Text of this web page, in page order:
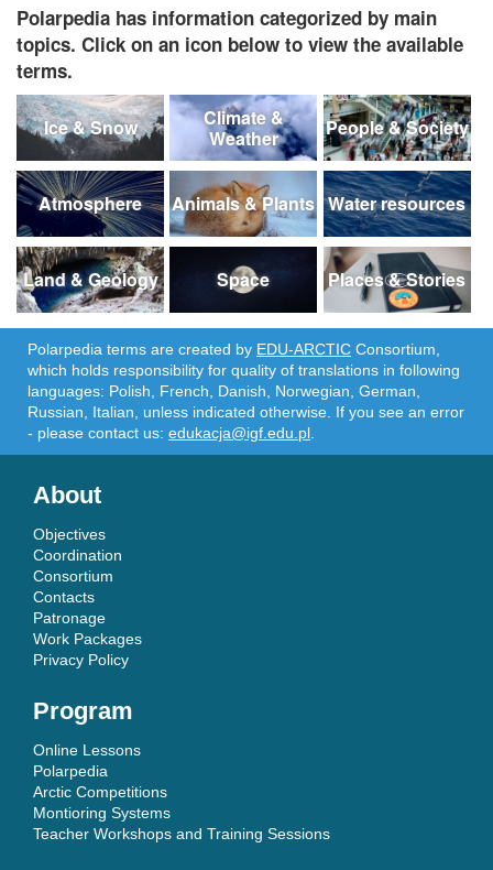
Polarpedia has information categorized by main
topics. Click on an icon below to view the available
terms.
Ice & Snow
Climate &
Weather
People & Society
Atmosphere Animals & Plants Water resources
Land & Geology Space Places & Stories
Polarpedia terms are created by EDU-ARCTIC Consortium,
which holds responsibility for quality of translations in following
languages: Polish, French, Danish, Norwegian, German,
Russian, Italian, unless indicated otherwise. If you see an error
- please contact us: edukacja@igf.edu.pl
About
Objectives
Coordination
Consortium
Contacts
Patronage
Work Packages
Privacy Policy
Program
Online Lessons
Polarpedia
Arctic Competitions
Montioring Systems
Teacher Workshops and Training Sessions